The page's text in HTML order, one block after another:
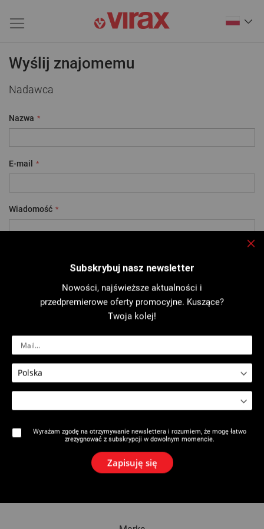
Wyślij znajomemu
Nadawca
Nazwa
E-mail
Wiadomość
E-mail
Subskrybuj nasz newsletter
Nowości, najświeższe aktualności i
przedpremierowe oferty promocyjne. Kuszące?
Twoja kolej!
Wyrażam zgodę na otrzymywanie newslettera i rozumiem, że mogę łatwo
zrezygnować z subskrypcji w dowolnym momencie.
Zapisuję się